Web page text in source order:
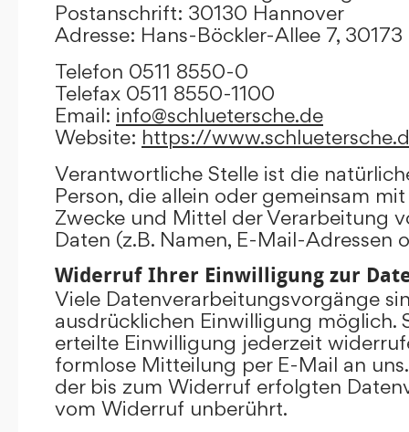
Postanschrift: 30130 Hannover
Adresse: Hans-Böckler-Allee 7,
Telefon 0511 8550-0
Telefax 0511 8550-1100
Email: info@schluetersche.de
Website: https://
Verantwortliche Stelle ist die
Person, die allein oder gemeinsam
Zwecke und Mittel der Verarbeitung
Daten (z.B. Namen, E-Mail-Adressen
Widerruf Ihrer Einwilligung zur
Viele Datenverarbeitungsvorgänge
ausdrücklichen Einwilligung möglich.
erteilte Einwilligung jederzeit
formlose Mitteilung per E-Mail an
der bis zum Widerruf erfolgten
vom Widerruf unberührt.